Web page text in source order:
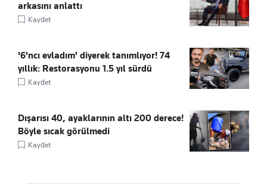
arkasını anlattı
Kaydet
'6'ncı evladım' diyerek tanımlıyor! 74
yıllık: Restorasyonu 1.5 yıl sürdü
Kaydet
Dışarısı 40, ayaklarının altı 200 derece!
Böyle sıcak görülmedi
Kaydet